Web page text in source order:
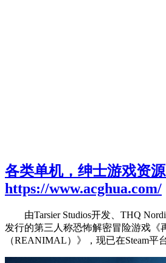
各类单机，绅士游戏资源
https://www.acghua.com/
由Tarsier Studios开发、THQ
发行的第三人称恐怖解密冒险游戏《
（REANIMAL）》，现已在Steam平